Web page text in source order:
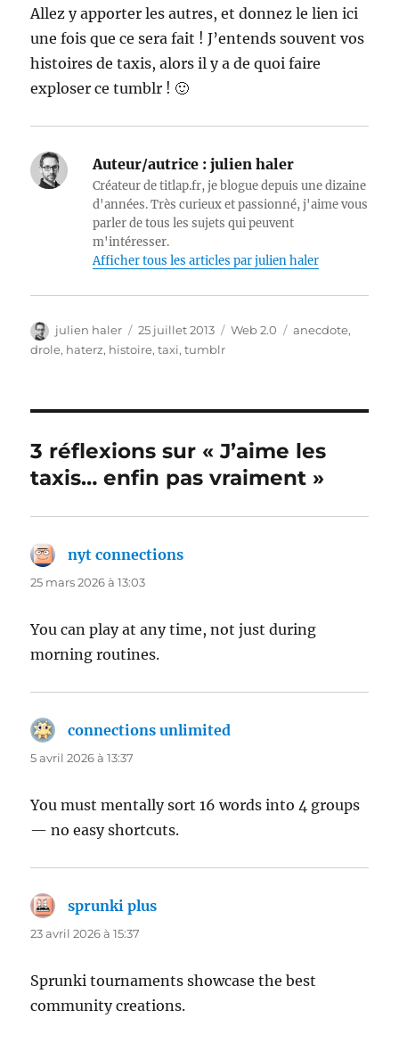
Allez y apporter les autres, et donnez le lien ici
une fois que ce sera fait ! J’entends souvent vos
histoires de taxis, alors il y a de quoi faire
exploser ce tumblr ! 🙂
Auteur/autrice : julien haler
Créateur de titlap.fr, je blogue depuis une dizaine
d'années. Très curieux et passionné, j'aime vous
parler de tous les sujets qui peuvent
m'intéresser.
Afficher tous les articles par julien haler
Auteur
julien haler
Publié
le
25 juillet 2013 Catégories
Web 2.0 Étiquettes
anecdote,
drole, haterz, histoire,taxi,tumblr
3 réflexions sur « J’aime les
taxis… enfin pas vraiment »
nyt connections
25 mars 2026 à 13:03
You can play at any time, not just during
morning routines.
connections unlimited
5 avril 2026 à 13:37
You must mentally sort 16 words into 4 groups
— no easy shortcuts.
sprunki plus
23 avril 2026 à 15:37
Sprunki tournaments showcase the best
community creations.